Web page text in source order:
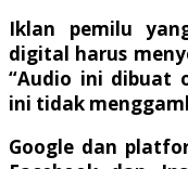
Iklan pemilu
digital harus
“Audio ini dibuat
ini tidak
Google dan